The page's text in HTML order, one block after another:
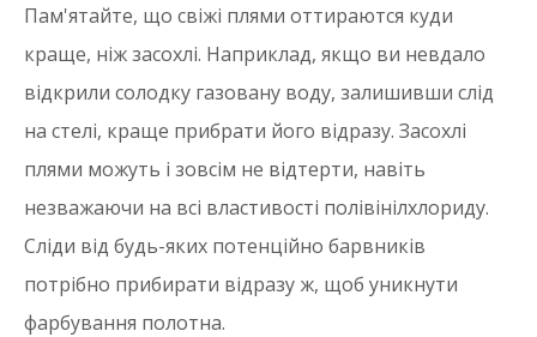
Пам'ятайте, що свіжі плями оттираются куди
краще, ніж засохлі. Наприклад, якщо ви невдало
відкрили солодку газовану воду, залишивши слід
на стелі, краще прибрати його відразу. Засохлі
плями можуть і зовсім не відтерти, навіть
незважаючи на всі властивості полівінілхлориду.
Сліди від будь-яких потенційно барвників
потрібно прибирати відразу ж, щоб уникнути
фарбування полотна.